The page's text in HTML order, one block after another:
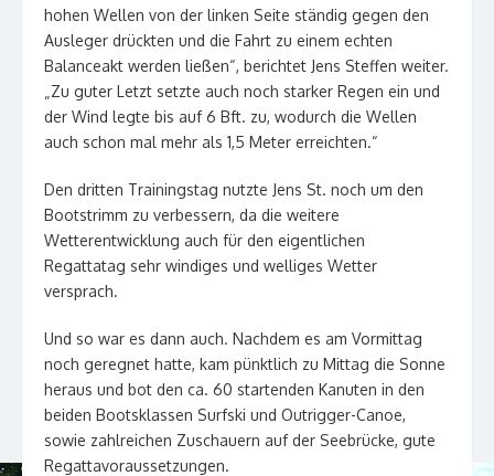
hohen Wellen von der linken Seite ständig gegen den
Ausleger drückten und die Fahrt zu einem echten
Balanceakt werden ließen“, berichtet Jens Steffen weiter.
„Zu guter Letzt setzte auch noch starker Regen ein und
der Wind legte bis auf 6 Bft. zu, wodurch die Wellen
auch schon mal mehr als 1,5 Meter erreichten.“
Den dritten Trainingstag nutzte Jens St. noch um den
Bootstrimm zu verbessern, da die weitere
Wetterentwicklung auch für den eigentlichen
Regattatag sehr windiges und welliges Wetter
versprach.
Und so war es dann auch. Nachdem es am Vormittag
noch geregnet hatte, kam pünktlich zu Mittag die Sonne
heraus und bot den ca. 60 startenden Kanuten in den
beiden Bootsklassen Surfski und Outrigger-Canoe,
sowie zahlreichen Zuschauern auf der Seebrücke, gute
Regattavoraussetzungen.